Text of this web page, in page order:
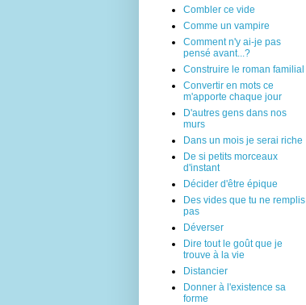
Combler ce vide
Comme un vampire
Comment n'y ai-je pas
pensé avant...?
Construire le roman familial
Convertir en mots ce
m'apporte chaque jour
D'autres gens dans nos
murs
Dans un mois je serai riche
De si petits morceaux
d'instant
Décider d'être épique
Des vides que tu ne remplis
pas
Déverser
Dire tout le goût que je
trouve à la vie
Distancier
Donner à l'existence sa
forme